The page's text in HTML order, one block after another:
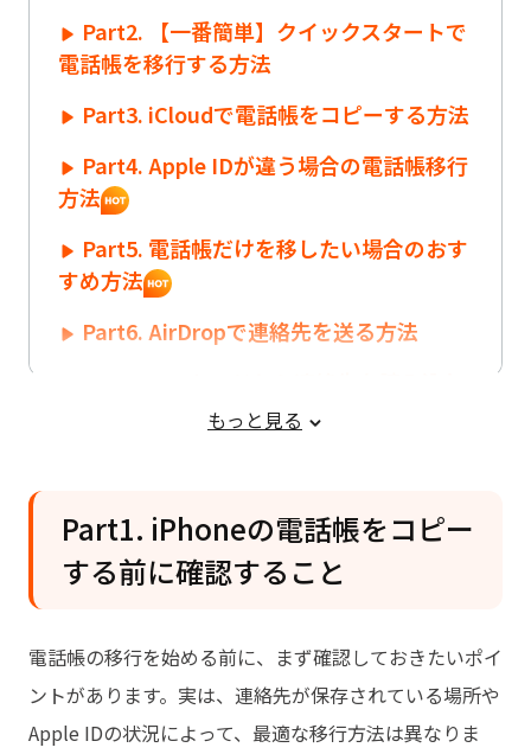
Part2. 【一番簡単】クイックスタートで
電話帳を移行する方法
Part3. iCloudで電話帳をコピーする方法
Part4. Apple IDが違う場合の電話帳移行
方法
Part5. 電話帳だけを移したい場合のおす
すめ方法
Part6. AirDropで連絡先を送る方法
もっと見る
Part1. iPhoneの電話帳をコピー
する前に確認すること
電話帳の移行を始める前に、まず確認しておきたいポイ
ントがあります。実は、連絡先が保存されている場所や
Apple IDの状況によって、最適な移行方法は異なりま